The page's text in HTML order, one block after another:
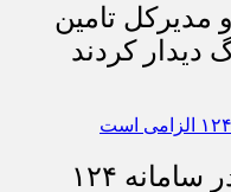
مدیرکل تامین
دیدار کردند
ثبت قیمت کالا و خدمات در سامانه ۱۲۴